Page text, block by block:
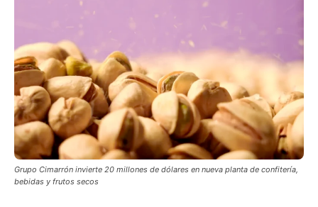
Grupo Cimarrón invierte 20 millones de dólares en nueva planta de confitería,
bebidas y frutos secos